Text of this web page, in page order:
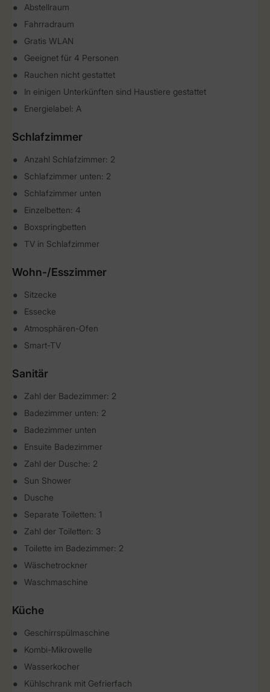
Abstellraum
Fahrradraum
Gratis WLAN
Geeignet für 4 Personen
Rauchen nicht gestattet
In einigen Unterkünften sind Haustiere gestattet
Energielabel: A
Schlafzimmer
Anzahl Schlafzimmer: 2
Schlafzimmer unten: 2
Schlafzimmer unten
Einzelbetten: 4
Boxspringbetten
TV in Schlafzimmer
Wohn-/Esszimmer
Sitzecke
Essecke
Atmosphären-Ofen
Smart-TV
Sanitär
Zahl der Badezimmer: 2
Badezimmer unten: 2
Badezimmer unten
Ensuite Badezimmer
Zahl der Dusche: 2
Sun Shower
Dusche
Separate Toiletten: 1
Zahl der Toiletten: 3
Toilette im Badezimmer: 2
Wäschetrockner
Waschmaschine
Küche
Geschirrspülmaschine
Kombi-Mikrowelle
Wasserkocher
Kühlschrank mit Gefrierfach